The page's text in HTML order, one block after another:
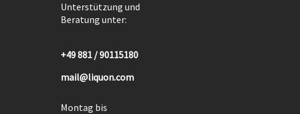
Unterstützung und
Beratung unter:
+49 881 / 90115180
mail@liquon.com
Montag bis